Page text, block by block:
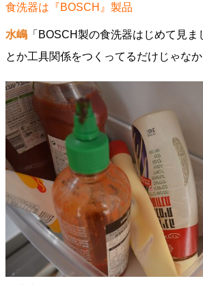
食洗器は『BOSCH』製品
水嶋 「BOSCH製の食洗器はじめて見
とか工具関係をつくってるだけじゃな